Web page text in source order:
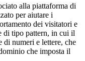
alla piattaforma di
per aiutare i
dei visitatori e
di tipo pattern, in cui il
di numeri e lettere, che
che imposta il